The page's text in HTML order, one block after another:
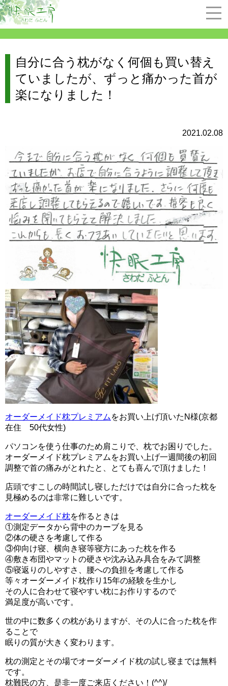
自分に合う枕がなく何個も買い替え
ていましたが、ずっと痛かった首が
楽になりました！
2021.02.08
オーダーメイド枕プレミアム をお買い上げ頂いたN様(京都
在住 50代女性)
パソコンを使う仕事のため肩こりで、枕でお困りでした。
オーダーメイド枕プレミアムをお買い上げ一週間後の初回
調整で首の痛みがとれたと、とても喜んで頂けました！
店頭ですこしの時間試し寝しただけでは自分に合った枕を
見極めるのは非常に難しいです。
オーダーメイド枕を作るときは
①測定データから背中のカーブを見る
②体の硬さを考慮して作る
③仰向け寝、横向き寝等寝方にあった枕を作る
④敷き布団やマットの硬さや沈み込み具合をみて調整
⑤寝返りのしやすさ、腰への負担を考慮して作る
等々オーダーメイド枕作り15年の経験を生かし
その人に合わせて寝やすい枕にお作りするので
満足度が高いです。
世の中に数多くの枕がありますが、その人に合った枕を作
ることで
眠りの質が大きく変わります。
枕の測定とその場でオーダーメイド枕の試し寝までは無料
です。
枕難民の方、是非一度ご来店ください！(^^)/